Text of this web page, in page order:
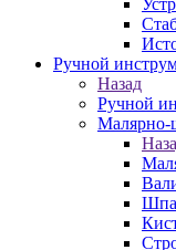
Ручной
Назад
Ручной
Малярно-